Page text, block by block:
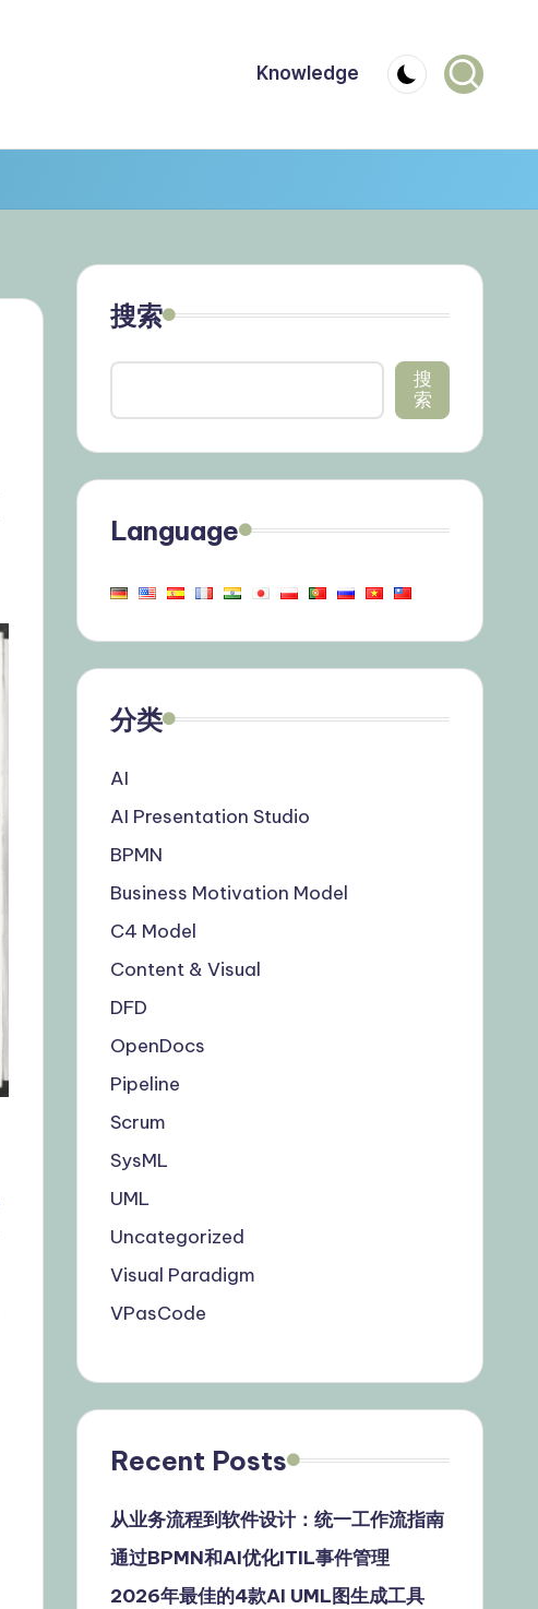
Knowledge
搜索
搜
索
Language
分类
AI
AI Presentation Studio
BPMN
Business Motivation Model
C4 Model
Content & Visual
DFD
OpenDocs
Pipeline
Scrum
SysML
UML
Uncategorized
Visual Paradigm
VPasCode
Recent Posts
从业务流程到软件设计：统一工作流指南
通过BPMN和AI优化ITIL事件管理
2026年最佳的4款AI UML图生成工具